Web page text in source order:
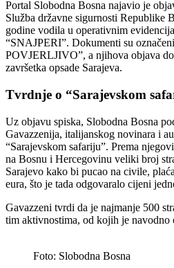
Portal Slobodna Bosna najavio je
Služba državne sigurnosti Republike
godine vodila u operativnim
“SNAJPERI”. Dokumenti su
POVJERLJIVO”, a njihova objava
završetka opsade Sarajeva.
Tvrdnje o “Sarajevskom
Uz objavu spiska, Slobodna Bosna
Gavazzenija, italijanskog novinara i
“Sarajevskom safariju”. Prema
na Bosnu i Hercegovinu veliki broj
Sarajevo kako bi pucao na civile,
eura, što je tada odgovaralo cijeni
Gavazzeni tvrdi da je najmanje 500
tim aktivnostima, od kojih je
Foto: Slobodna Bosna